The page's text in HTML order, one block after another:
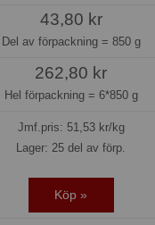
43,80 kr
Del av förpackning = 850 g
262,80 kr
Hel förpackning = 6*850 g
Jmf.pris: 51,53kr/kg
Lager: 25 del av förp.
Köp »